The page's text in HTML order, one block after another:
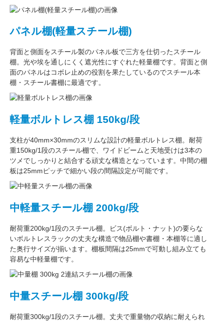
パネル棚(軽量スチール棚)
背面と側面をスチール製のパネル板で三方を仕切ったスチール
棚。 光や埃を通しにくく遮光性にすぐれた軽量棚です。背面と側
面のパネルはコボレ止めの役割を果たしているのでスチール本
棚・スチール書棚に最適です。
軽量ボルトレス棚 150kg/段
支柱が40mm×30mmのスリムな設計の軽量ボルトレス棚。 耐荷
重150kg/1段のスチール棚で、ワイドビームと天地受けは3本の
ツメでしっかりと結合する頑丈な構造となっています。中間の棚
板は25mmピッチで細かい段の間隔設定が可能です。
中軽量スチール棚 200kg/段
耐荷重200kg/1段のスチール棚。ビス(ボルト・ナット)の要らな
いボルトレスラックの丈夫な構造で物品棚や書棚・本棚等に適し
た奥行サイズが揃います。 棚板間隔は25mmで可動し組み立ても
容易な中軽量棚です。
中量スチール棚 300kg/段
耐荷重300kg/1段のスチール棚。丈夫で重量物の収納に耐えられ